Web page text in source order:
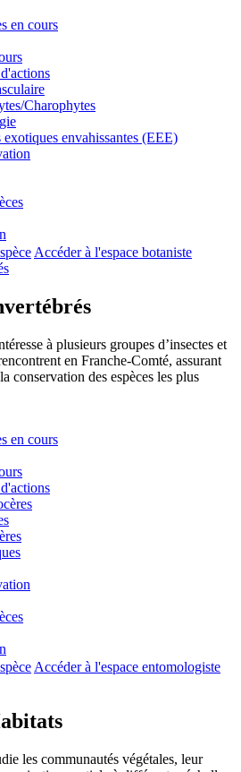
en cours
Charophytes
exotiques envahissantes (EEE)
Accéder à l'espace botaniste
à plusieurs groupes d’insectes et
en Franche-Comté, assurant
conservation des espèces les plus
en cours
Accéder à l'espace entomologiste
les communautés végétales, leur